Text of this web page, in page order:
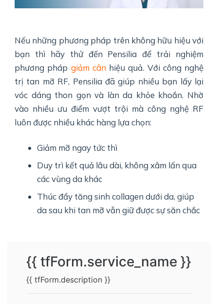
Nếu những phương pháp trên không hữu hiệu với
bạn thì hãy thử đến Pensilia để trải nghiệm
phương pháp giảm cânhiệu quả. Với công nghệ
trị tan mỡ RF, Pensilia đã giúp nhiều bạn lấy lại
vóc dáng thon gọn và làn da khỏe khoắn. Nhờ
vào nhiều ưu điểm vượt trội mà công nghệ RF
luôn được nhiều khác hàng lựa chọn:
Giảm mỡ ngay tức thì
Duy trì kết quả lâu dài, không xâm lấn qua
các vùng da khác
Thúc đẩy tăng sinh collagen dưới da, giúp
da sau khi tan mỡ vẫn giữ được sự săn chắc